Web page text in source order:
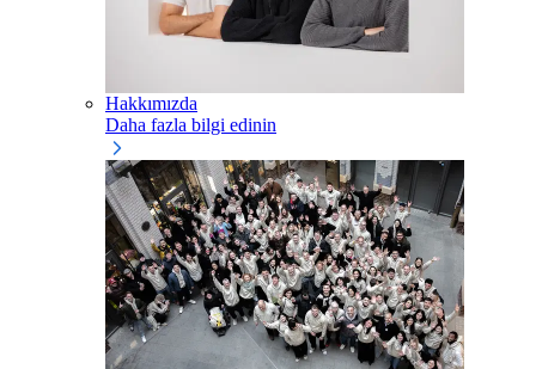
Hakkımızda
Daha fazla bilgi edinin